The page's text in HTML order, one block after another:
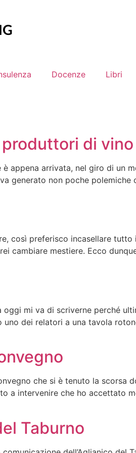
Docenze Libri
di vino
appena arrivata, nel giro di un
generato non poche polemiche
così preferisco incasellare tutto
cambiare mestiere. Ecco
mi va di scriverne perché
dei relatori a una tavola
che si è tenuto la scorsa
a intervenire che ho accettato
Taburno